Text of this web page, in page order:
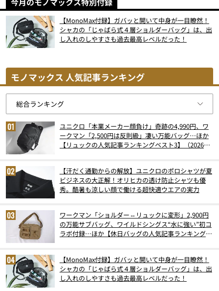
【MonoMax付録】ガバッと開いて中身が一目瞭然！
シャカの「じゃばら式４層ショルダーバッグ」は、出
し入れのしやすさも過去最高レベルだった！
モノマックス 人気記事ランキング
ユニクロ「本業メーカー顔負け」奇跡の4,990円、ワ
ークマン「2,500円は反則級」凄い万能バッグ…ほか
【リュックの人気記事ランキングベスト3】（2026年
【汗だく通勤からの解放】ユニクロのポロシャツが夏
ビジネスの大正解！オリヒカの透け防止シャツも優
秀。酷暑も涼しい顔で働ける超快適ウエアの実力
ワークマン「ショルダー⇔リュックに変形」2,900円
の万能サブバッグ、ワイルドシングス“水に強い”初コ
ラボ付録…ほか【休日バッグの人気記事ランキングベ
【MonoMax付録】ガバッと開いて中身が一目瞭然！
シャカの「じゃばら式４層ショルダーバッグ」は、出
し入れのしやすさも過去最高レベルだった！